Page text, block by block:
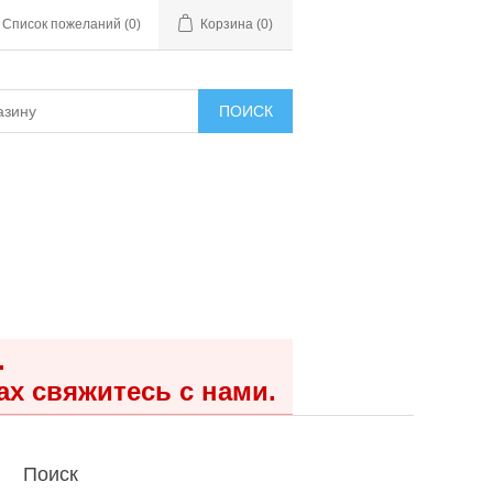
Список пожеланий (0) Корзина (0)
ПОИСК
свяжитесь с нами.
Поиск